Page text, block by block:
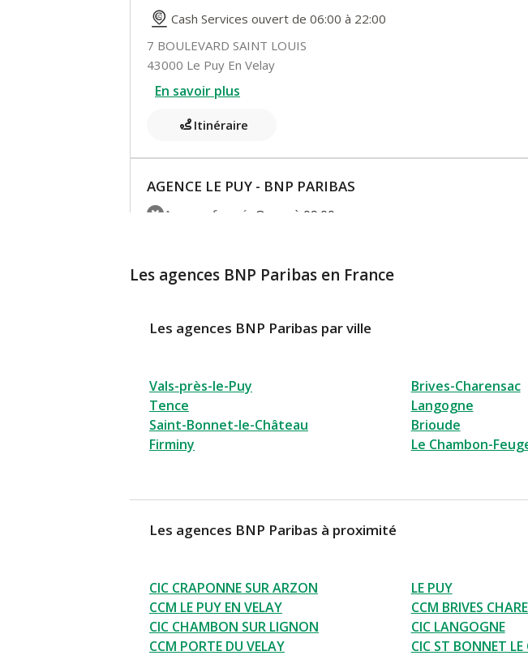
Cash Services ouvert de 06:00 à 22:00
7 BOULEVARD SAINT LOUIS
43000 Le Puy En Velay
En savoir plus
Itinéraire
AGENCE LE PUY - BNP PARIBAS
Agence fermée Ouvre à 09:00
11 avenue Georges Clemenceau
43000 Le Puy En Velay
Les agences BNP Paribas en France
Les agences BNP Paribas par ville
Vals-près-le-Puy Brives-Charensac
Tence
Langogne
Saint-Bonnet-le-Château
Brioude
Firminy
Le Chambon-
Les agences BNP Paribas à proximité
CIC CRAPONNE SUR ARZON LE PUY
CCM LE PUY EN VELAY
CCM BRIVES
CIC CHAMBON SUR LIGNON
CIC LANGOGNE
CCM PORTE DU VELAY
CIC ST BONNET